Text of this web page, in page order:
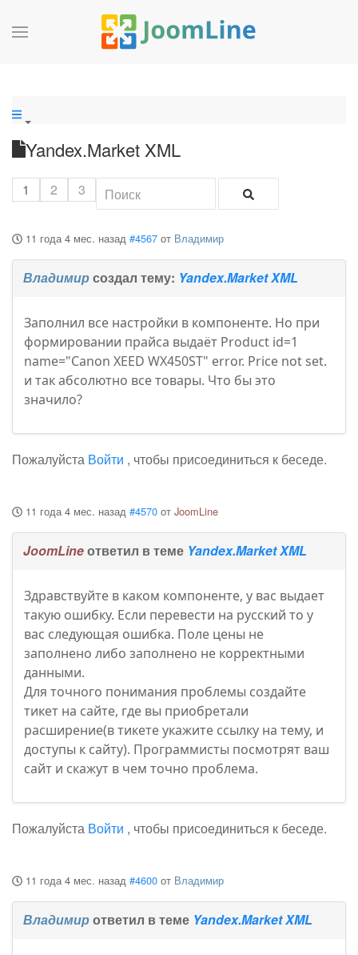
Yandex.Market XML
1 2 3
11 года 4 мес. назад #4567 от Владимир
Владимирсоздал тему: Yandex.Market XML
Заполнил все настройки в компоненте. Но при
формировании прайса выдаёт Product id=1
name="Canon XEED WX450ST" error. Price not set.
и так абсолютно все товары. Что бы это
значило?
Пожалуйста Войти , чтобы присоединиться к беседе.
11 года 4 мес. назад #4570 от JoomLine
JoomLineответил в теме Yandex.Market XML
Здравствуйте в каком компоненте, у вас выдает
такую ошибку. Если перевести на русский то у
вас следующая ошибка. Поле цены не
заполнено либо заполнено не корректными
данными.
Для точного понимания проблемы создайте
тикет на сайте, где вы приобретали
расширение(в тикете укажите ссылку на тему, и
доступы к сайту). Программисты посмотрят ваш
сайт и скажут в чем точно проблема.
Пожалуйста Войти , чтобы присоединиться к беседе.
11 года 4 мес. назад #4600 от Владимир
Владимирответил в теме Yandex.Market XML